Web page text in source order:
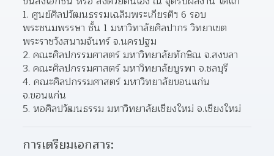
ศูนย์ศิลปวัฒนธรรมเฉลิมพระเกียรติฯ 6 รอบ
พระชนมพรรษา ชั้น 1 มหาวิทาลัยศิลปากร วิทยาเขต
พระราชวังสนามจันทร์ จ.นครปฐม
คณะศิลปกรรมศาสตร์ มหาวิทยาลัยทักษิณ จ.สงขลา
คณะศิลปกรรมศาสตร์ มหาวิทยาลัยบูรพา จ.ชลบุรี
คณะศิลปกรรมศาสตร์ มหาวิทยาลัยขอนแก่น
จ.ขอนแก่น
หอศิลปวัฒนธรรม มหาวิทยาลัยเชียงใหม่ จ.เชียงใหม่
การเตรียมเอกสาร: